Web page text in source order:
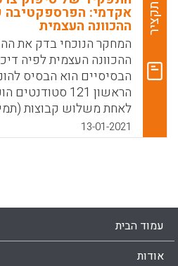
תקציר אקדמי: הפרספקטיבה
ההכוונה העצמית
המחקר הנוכחי בדק את
ההכוונה העצמית לפיה
הבסיסיים הוא הבסיס
הראשון 121
לאחת משלוש קבוצות
צרכים וקבוצת ביקורת).
הראתה פחות מקרים של
הראו שככל שתלמידים
מקבלים מענה, כך
הייתה גבוהה יותר והם
13-01-2021
עמוד הבית
אודות